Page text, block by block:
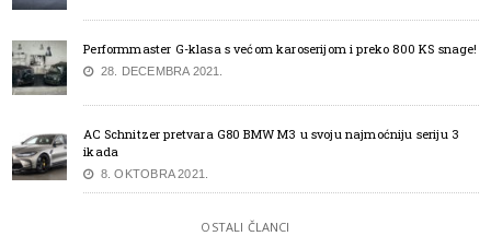
Performmaster G-klasa s većom karoserijom i preko 800 KS snage!
28. DECEMBRA 2021.
AC Schnitzer pretvara G80 BMW M3 u svoju najmoćniju seriju 3
ikada
8. OKTOBRA 2021.
OSTALI ČLANCI